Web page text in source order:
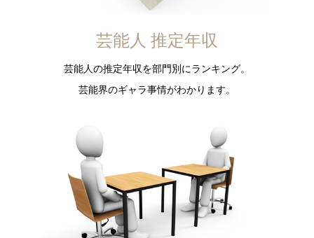
芸能人 推定年収
芸能人の推定年収を部門別にランキング。
芸能界のギャラ事情がわかります。